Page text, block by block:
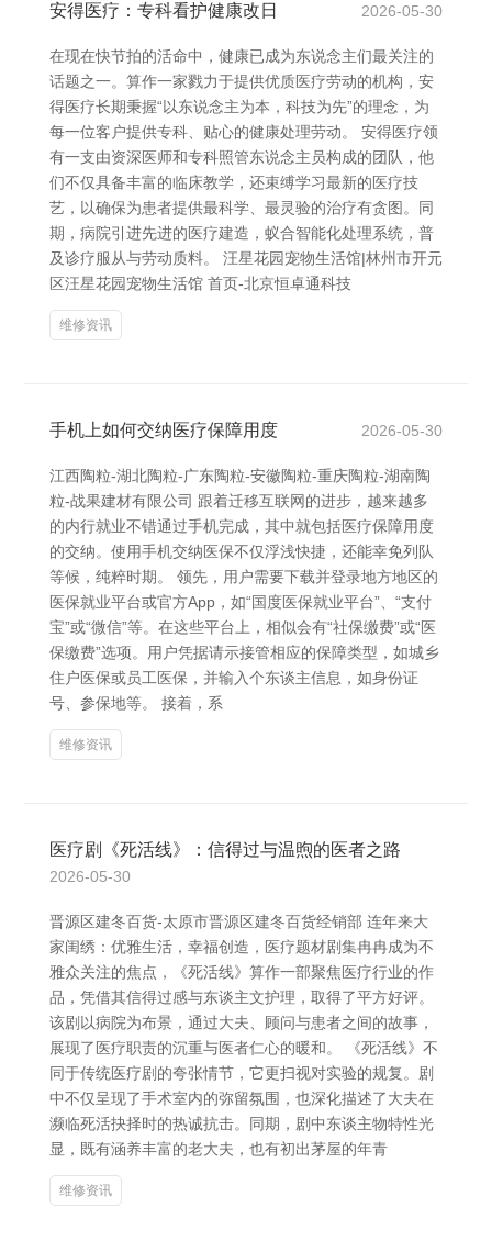
安得医疗：专科看护健康改日 2026-05-30
在现在快节拍的活命中，健康已成为东说念主们最关注的
话题之一。算作一家戮力于提供优质医疗劳动的机构，安
得医疗长期秉握“以东说念主为本，科技为先”的理念，为
每一位客户提供专科、贴心的健康处理劳动。 安得医疗领
有一支由资深医师和专科照管东说念主员构成的团队，他
们不仅具备丰富的临床教学，还束缚学习最新的医疗技
艺，以确保为患者提供最科学、最灵验的治疗有贪图。同
期，病院引进先进的医疗建造，蚁合智能化处理系统，普
及诊疗服从与劳动质料。 汪星花园宠物生活馆|林州市开元
区汪星花园宠物生活馆 首页-北京恒卓通科技
维修资讯
手机上如何交纳医疗保障用度 2026-05-30
江西陶粒-湖北陶粒-广东陶粒-安徽陶粒-重庆陶粒-湖南陶
粒-战果建材有限公司 跟着迁移互联网的进步，越来越多
的内行就业不错通过手机完成，其中就包括医疗保障用度
的交纳。使用手机交纳医保不仅浮浅快捷，还能幸免列队
等候，纯粹时期。 领先，用户需要下载并登录地方地区的
医保就业平台或官方App，如“国度医保就业平台”、“支付
宝”或“微信”等。在这些平台上，相似会有“社保缴费”或“医
保缴费”选项。用户凭据请示接管相应的保障类型，如城乡
住户医保或员工医保，并输入个东谈主信息，如身份证
号、参保地等。 接着，系
维修资讯
医疗剧《死活线》：信得过与温煦的医者之路
2026-05-30
晋源区建冬百货-太原市晋源区建冬百货经销部 连年来大
家闺绣：优雅生活，幸福创造，医疗题材剧集冉冉成为不
雅众关注的焦点，《死活线》算作一部聚焦医疗行业的作
品，凭借其信得过感与东谈主文护理，取得了平方好评。
该剧以病院为布景，通过大夫、顾问与患者之间的故事，
展现了医疗职责的沉重与医者仁心的暖和。 《死活线》不
同于传统医疗剧的夸张情节，它更扫视对实验的规复。剧
中不仅呈现了手术室内的弥留氛围，也深化描述了大夫在
濒临死活抉择时的热诚抗击。同期，剧中东谈主物特性光
显，既有涵养丰富的老大夫，也有初出茅屋的年青
维修资讯